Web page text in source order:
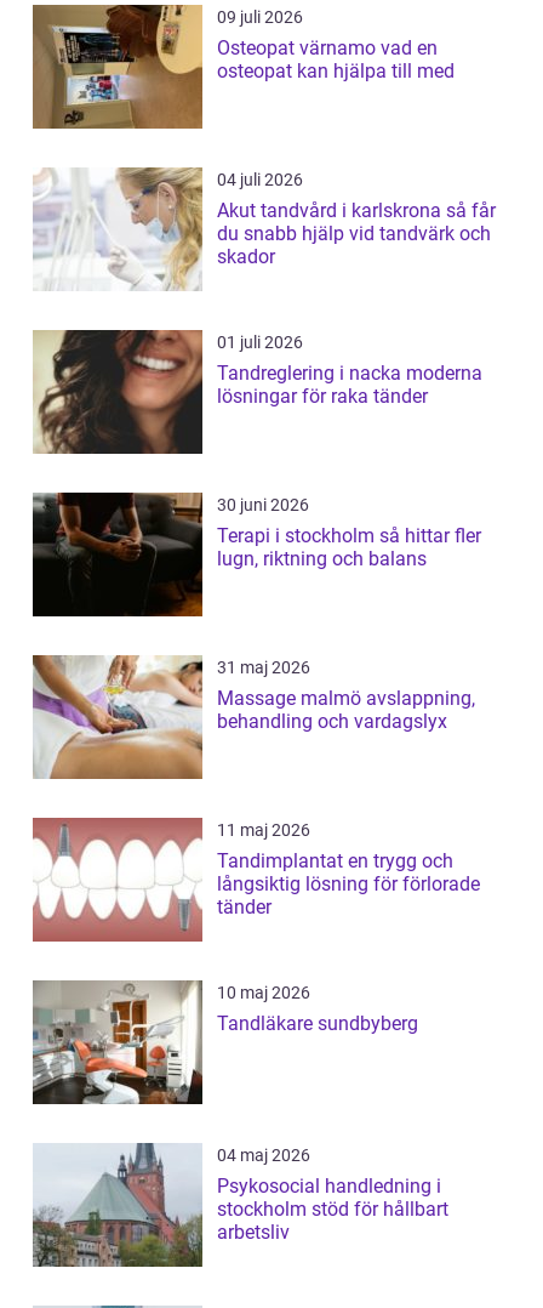
09 juli 2026
Osteopat värnamo vad en
osteopat kan hjälpa till med
04 juli 2026
Akut tandvård i karlskrona så får
du snabb hjälp vid tandvärk och
skador
01 juli 2026
Tandreglering i nacka moderna
lösningar för raka tänder
30 juni 2026
Terapi i stockholm så hittar fler
lugn, riktning och balans
31 maj 2026
Massage malmö avslappning,
behandling och vardagslyx
11 maj 2026
Tandimplantat en trygg och
långsiktig lösning för förlorade
tänder
10 maj 2026
Tandläkare sundbyberg
04 maj 2026
Psykosocial handledning i
stockholm stöd för hållbart
arbetsliv